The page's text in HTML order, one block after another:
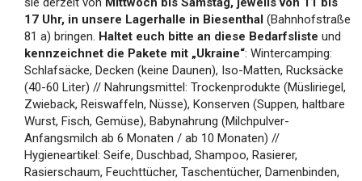
17 Uhr, in unsere Lagerhalle in Biesenthal (Bahnhofstraße
81 a) bringen. Haltet euch bitte an diese Bedarfsliste und
kennzeichnet die Pakete mit „Ukraine“: Wintercamping:
Schlafsäcke, Decken (keine Daunen), Iso-Matten, Rucksäcke
(40-60 Liter) // Nahrungsmittel: Trockenprodukte (Müsliriegel,
Zwieback, Reiswaffeln, Nüsse), Konserven (Suppen, haltbare
Wurst, Fisch, Gemüse), Babynahrung (Milchpulver-
Anfangsmilch ab 6 Monaten / ab 10 Monaten) //
Hygieneartikel: Seife, Duschbad, Shampoo, Rasierer,
Rasierschaum, Feuchttücher, Taschentücher, Damenbinden,